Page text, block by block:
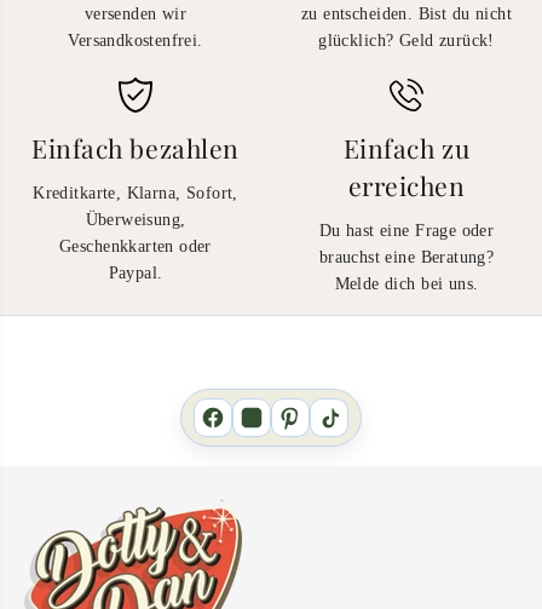
versenden wir
Versandkostenfrei.
zu entscheiden. Bist du nicht
glücklich? Geld zurück!
Einfach bezahlen
Kreditkarte, Klarna, Sofort,
Überweisung,
Geschenkkarten oder
Paypal.
Einfach zu
erreichen
Du hast eine Frage oder
brauchst eine Beratung?
Melde dich bei uns.